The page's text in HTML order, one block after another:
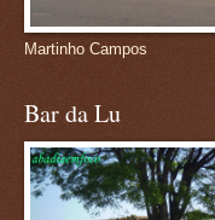
Martinho Campos
Bar da Lu